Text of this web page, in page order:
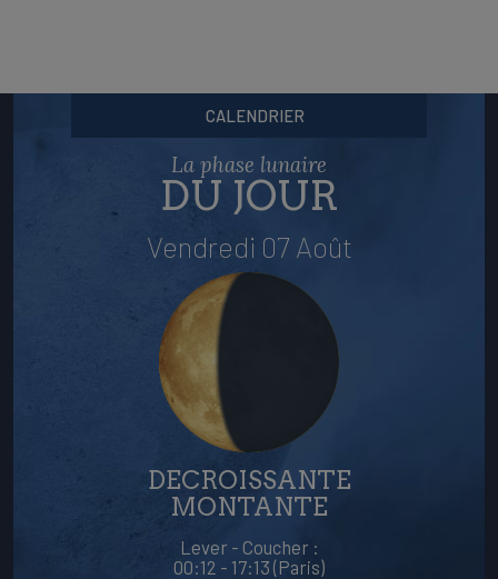
CALENDRIER
La phase lunaire
DU JOUR
Vendredi 07 Août
DECROISSANTE
MONTANTE
Lever - Coucher :
00:12 - 17:13 (Paris)